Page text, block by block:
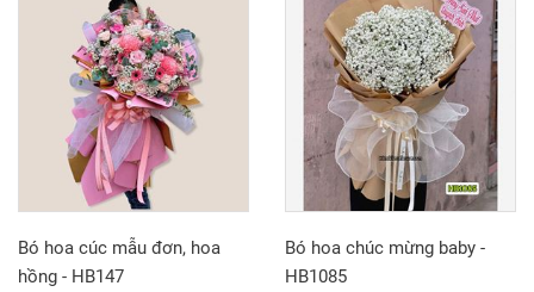
Bó hoa cúc mẫu đơn, hoa
hồng - HB147
Bó hoa chúc mừng baby -
HB1085